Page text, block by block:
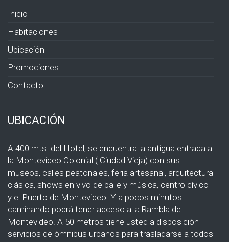
Inicio
Habitaciones
Ubicación
Promociones
Contacto
UBICACIÓN
A 400 mts. del Hotel, se encuentra la antigua entrada a
la Montevideo Colonial ( Ciudad Vieja) con sus
museos, calles peatonales, feria artesanal, arquitectura
clásica, shows en vivo de baile y música, centro cívico
y el Puerto de Montevideo. Y a pocos minutos
caminando podrá tener acceso a la Rambla de
Montevideo. A 50 metros tiene usted a disposición
servicios de ómnibus urbanos para trasladarse a todos